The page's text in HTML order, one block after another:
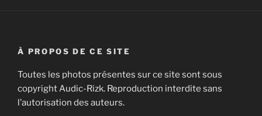
À PROPOS DE CE SITE
Toutes les photos présentes sur ce site sont sous
copyright Audic-Rizk. Reproduction interdite sans
l’autorisation des auteurs.